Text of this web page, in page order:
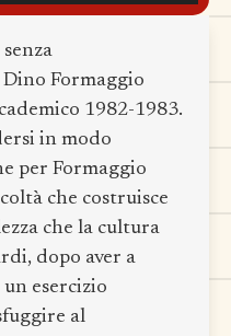
Dino Formaggio
1982-1983.
in modo
per Formaggio
che costruisce
che la cultura
dopo aver a
esercizio
al